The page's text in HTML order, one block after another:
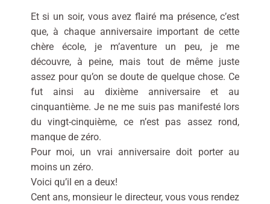
Et si un soir, vous avez flairé ma présence, c’est
que, à chaque anniversaire important de cette
chère école, je m’aventure un peu, je me
découvre, à peine, mais tout de même juste
assez pour qu’on se doute de quelque chose. Ce
fut ainsi au dixième anniversaire et au
cinquantième. Je ne me suis pas manifesté lors
du vingt-cinquième, ce n’est pas assez rond,
manque de zéro.
Pour moi, un vrai anniversaire doit porter au
moins un zéro.
Voici qu’il en a deux!
Cent ans, monsieur le directeur, vous vous rendez